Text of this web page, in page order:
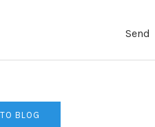
Send
BLOG